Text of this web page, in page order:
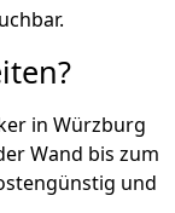
in Würzburg
Wand bis zum
und